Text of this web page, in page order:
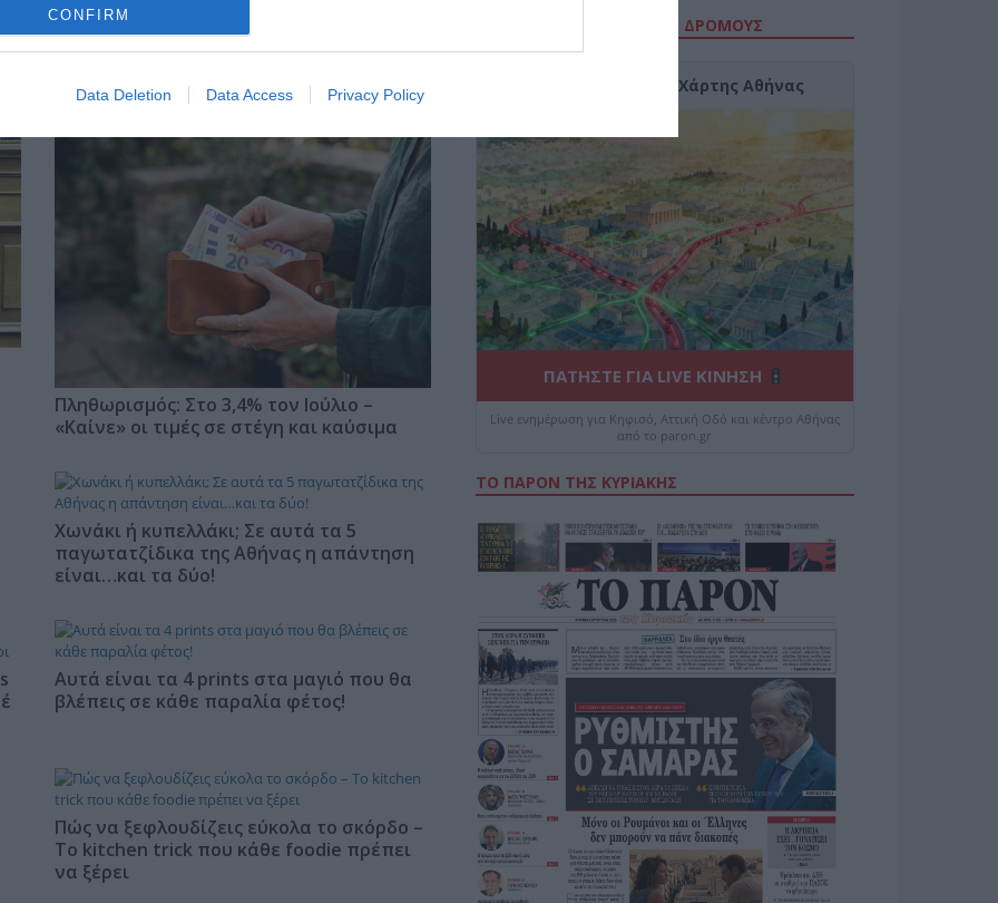
CONFIRM
Data Deletion Data Access Privacy Policy
Πληθωρισμός: Στο 3,4% τον Ιούλιο –
«Καίνε» οι τιμές σε στέγη και καύσιμα
Χωνάκι ή κυπελλάκι; Σε αυτά τα 5
παγωτατζίδικα της Αθήνας η απάντηση
είναι…και τα δύο!
Αυτά είναι τα 4 prints στα μαγιό που θα
βλέπεις σε κάθε παραλία φέτος!
Πώς να ξεφλουδίζεις εύκολα το σκόρδο –
Το kitchen trick που κάθε foodie πρέπει
να ξέρει
ΔΕΙΤΕ ΤΗΝ ΚΙΝΗΣΗ ΣΤΟΥΣ ΔΡΌΜΟΥΣ
Κίνηση Τώρα: Live Χάρτης Αθήνας
ΠΑΤΗΣΤΕ ΓΙΑ LIVE ΚΙΝΗΣΗ
Live ενημέρωση για Κηφισό, Αττική Οδό και κέντρο Αθήνας
από το paron.gr
ΤΟ ΠΑΡΟΝ ΤΗΣ ΚΥΡΙΑΚΗΣ